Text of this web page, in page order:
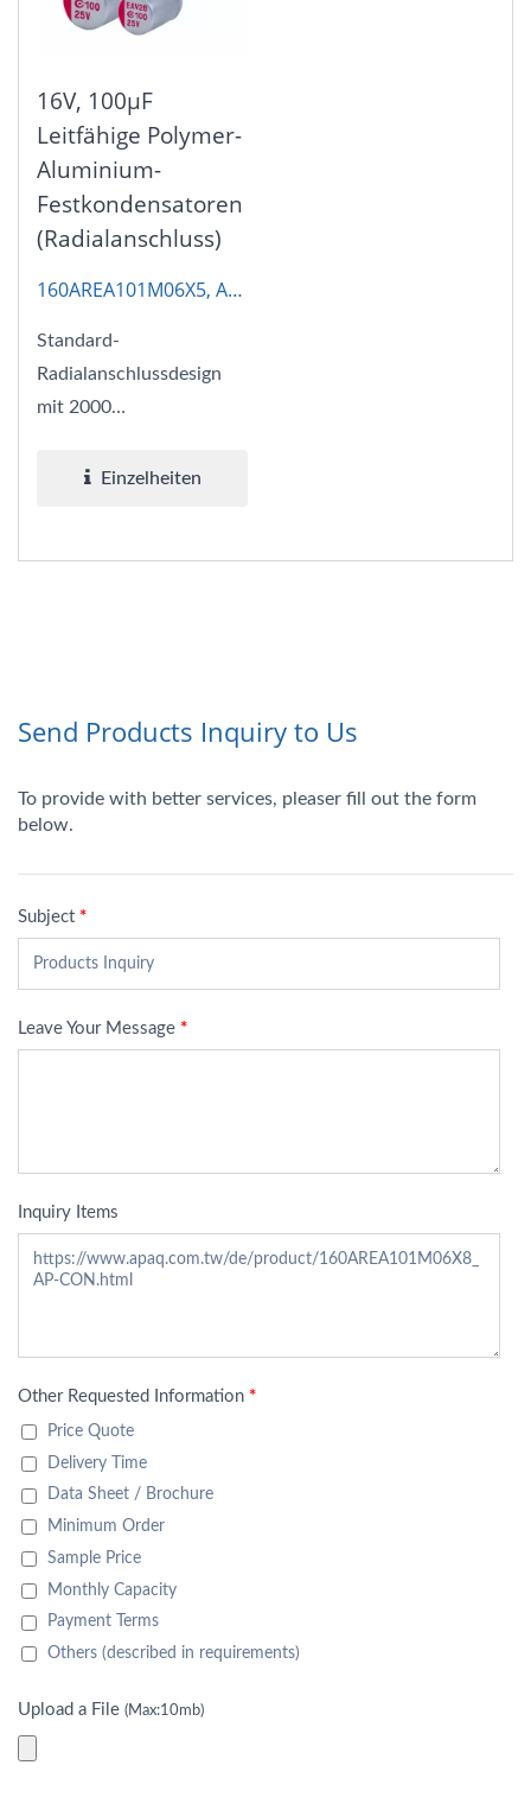
16V, 100μF
Leitfähige Polymer-
Aluminium-
Festkondensatoren
(Radialanschluss)
160AREA101M06X5, AP-
Standard-
Radialanschlussdesign
mit 2000
Grundausdauer-
Einzelheiten